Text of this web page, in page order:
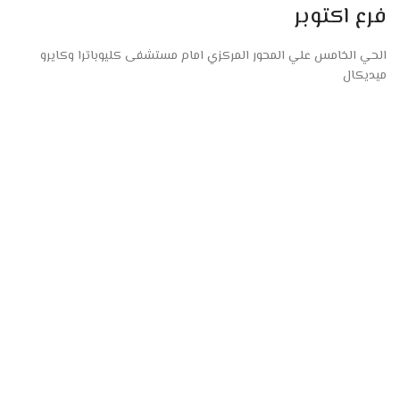
فرع اكتوبر
الحي الخامس علي المحور المركزي امام مستشفى كليوباترا وكايرو
ميديكال